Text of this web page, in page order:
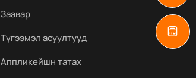
Заавар
Түгээмэл асуултууд
Аппликейшн татах